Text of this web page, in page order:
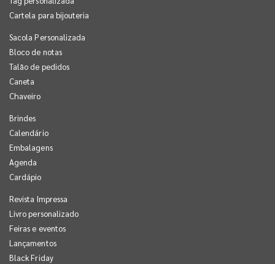
Cartela para bijouteria
Sacola Personalizada
Bloco de notas
Talão de pedidos
Caneta
Chaveiro
Brindes
Calendário
Embalagens
Agenda
Cardápio
Revista Impressa
Livro personalizado
Feiras e eventos
Lançamentos
Black Friday